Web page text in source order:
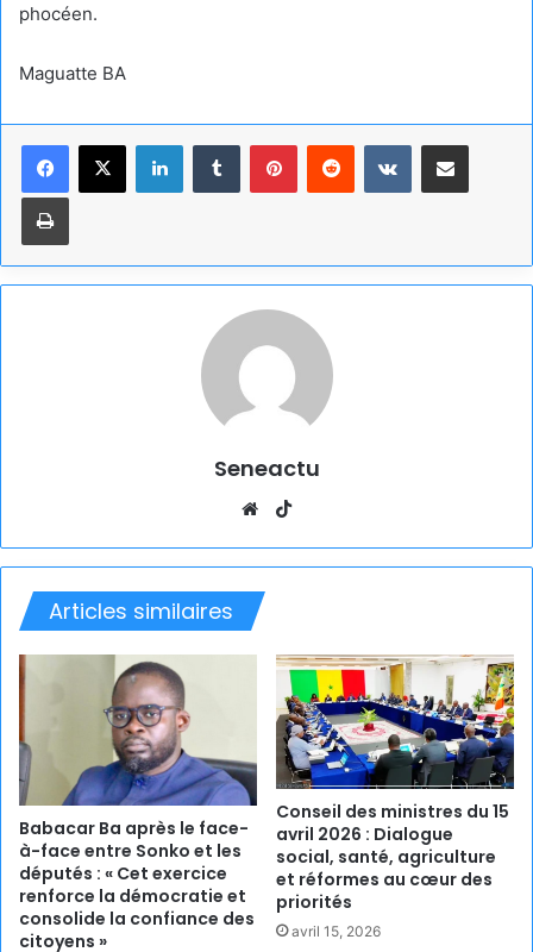
phocéen.
Maguatte BA
LinkedinTumblr PinterestReddit VKontaktePartager par email
Imprimer
Seneactu
Website
Articles similaires
Babacar Ba après le face-
à-face entre Sonko et les
députés : « Cet exercice
renforce la démocratie et
consolide la confiance des
citoyens »
Conseil des ministres du 15
avril 2026 : Dialogue
social, santé, agriculture
et réformes au cœur des
priorités
avril 15, 2026